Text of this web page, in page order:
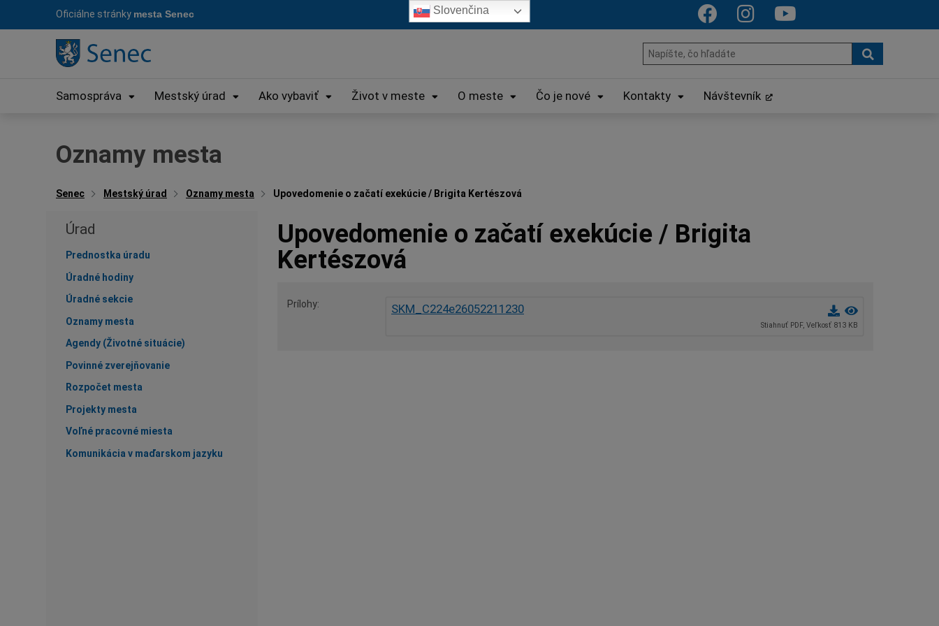
Oficiálne stránky mesta Senec
Hľadať:
Samospráva Mestský úrad Ako vybaviť Život v meste O meste Čo je nové Kontakty Návštevník
Oznamy mesta
Senec Mestský úrad Oznamy mesta Upovedomenie o začatí exekúcie / Brigita Kertészová
Úrad
Prednostka úradu
Úradné hodiny
Úradné sekcie
Oznamy mesta
Agendy (Životné situácie)
Povinné zverejňovanie
Rozpočet mesta
Projekty mesta
Voľné pracovné miesta
Komunikácia v maďarskom jazyku
Upovedomenie o začatí exekúcie / Brigita
Kertészová
Prílohy SKM_C224e26052211230
Stiahnuť PDF, Veľkosť 813 KB
Slovenčina